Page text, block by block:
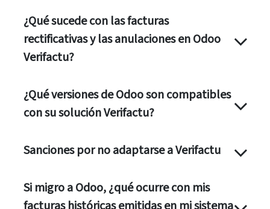
¿Qué sucede con las facturas
rectificativas y las anulaciones en Odoo
Verifactu?
¿Qué versiones de Odoo son compatibles
con su solución Verifactu?
Sanciones por no adaptarse a Verifactu
Si migro a Odoo, ¿qué ocurre con mis